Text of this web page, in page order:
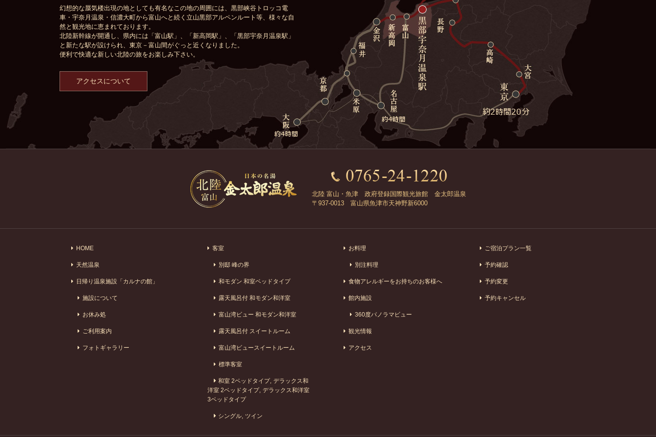
幻想的な蜃気楼出現の地としても有名なこの地の周囲には、黒部峡谷トロッコ電
車・宇奈月温泉・信濃大町から富山へと続く立山黒部アルペンルート等、様々な自
然と観光地に恵まれております。
北陸新幹線が開通し、県内には「富山駅」、「新高岡駅」、「黒部宇奈月温泉駅」
と新たな駅が設けられ、東京－富山間がぐっと近くなりました。
便利で快適な新しい北陸の旅をお楽しみ下さい。
アクセスについて
北陸 富山・魚津 政府登録国際観光旅館 金太郎温泉
〒937-0013 富山県魚津市天神野新6000
HOME
天然温泉
日帰り温泉施設「カルナの館」
施設について
お休み処
ご利用案内
フォトギャラリー
客室
別邸 峰の界
和モダン 和室ベッドタイプ
露天風呂付 和モダン和洋室
富山湾ビュー 和モダン和洋室
露天風呂付 スイートルーム
富山湾ビュースイートルーム
標準客室
和室 2ベッドタイプ デラックス和
洋室 2ベッドタイプ デラックス和洋室
3ベッドタイプ
シングル ツイン
お料理
別注料理
食物アレルギーをお持ちのお客様へ
館内施設
360度パノラマビュー
観光情報
アクセス
ご宿泊プラン一覧
予約確認
予約変更
予約キャンセル